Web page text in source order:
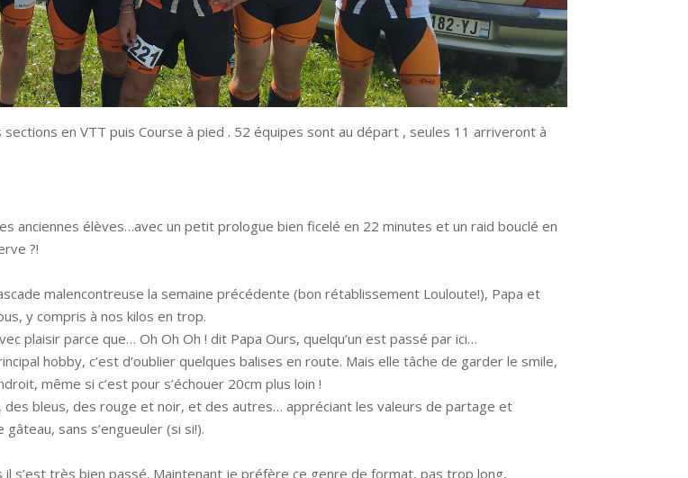
en VTT puis Course à pied . 52 équipes sont au départ , seules 11 arriveront à
anciennes élèves…avec un petit prologue bien ficelé en 22 minutes et un raid bouclé en
?!
malencontreuse la semaine précédente (bon rétablissement Louloute!), Papa et
y compris à nos kilos en trop.
plaisir parce que… Oh Oh Oh ! dit Papa Ours, quelqu’un est passé par ici…
hobby, c’est d’oublier quelques balises en route. Mais elle tâche de garder le smile,
même si c’est pour s’échouer 20cm plus loin !
bleus, des rouge et noir, et des autres… appréciant les valeurs de partage et
sans s’engueuler (si si!).
il s’est très bien passé. Maintenant je préfère ce genre de format, pas trop long,